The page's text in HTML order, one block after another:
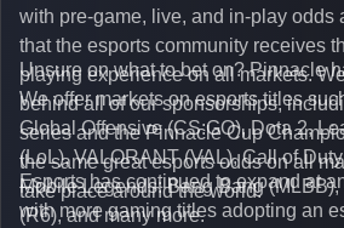
with pre-game, live, and in-play odds
that the esports community receives
playing experience on all markets.
behind all of our sponsorships,
series and the Pinnacle Cup
the same great esports odds on all
take place around the world.
Unsure on what to bet on? Pinnacle
We offer markets on esports titles
Global Offensive (CS:GO), Dota 2,
(LoL), VALORANT (VAL), Call of
Mobile Legends: Bang Bang
(R6), and many more.
Esports has continued to expand at
with more gaming titles adopting an